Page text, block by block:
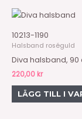
10213-1190
Halsband roséguld
Diva halsband, 90
220,00 kr
LÄGG TILL I